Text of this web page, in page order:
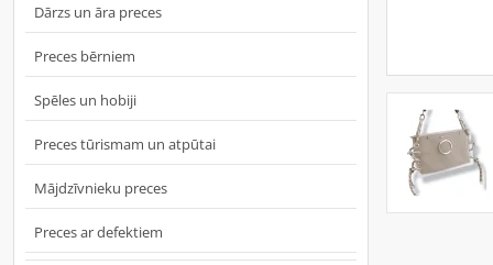
Dārzs un āra preces
Preces bērniem
Spēles un hobiji
Preces tūrismam un atpūtai
Mājdzīvnieku preces
Preces ar defektiem